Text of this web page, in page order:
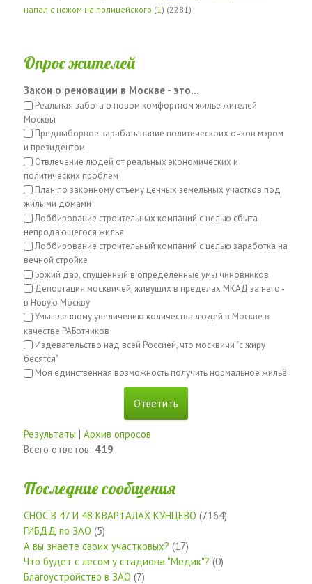
напал с ножом на полицейского (1 ) (2281)
Опрос жителей
Закон о реновации в Москве - это...
Реальная забота о новом комфортном жилье жителей
Москвы
Предвыборное зарабатывание политическоих очков мэром
и президентом
Отвлечение людей от реальных экономических и
политических проблем
План по законному отъему ценных земельных участков под
жилыми домами
Лоббирование строительных компаний с целью сбыта
непродающегося жилья
Лоббирование строительный компаний с целью заработка на
вечной стройке
Божий дар, спущенный в определенные умы чиновников
Депортация москвичей, живущих в пределах МКАД за него -
в Новую Москву
Умышленному увеличению количества людей в Москве в
качестве РАБотников
Издевательство над всей Россией, что москвичи "с жиру
бесятся"
Моя единственная возможность получить нормальное жильё
Результаты | Архив опросов
Всего ответов: 419
Последние сообщения
СНОС В 47 И 48 КВАРТАЛАХ КУНЦЕВО (7164)
ГИБДД по ЗАО (5)
А вы знаете своих участковых? (17)
Что будет с лесом у стадиона "Медик"? (0)
Благоустройство в ЗАО (7)